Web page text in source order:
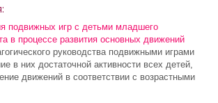
подвижных игр с детьми младшего
в процессе развития основных движений
руководства подвижными играми
в них достаточной активности всех детей,
движений в соответствии с возрастными